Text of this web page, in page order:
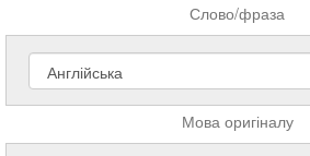
Слово/фраза
Мова оригіналу